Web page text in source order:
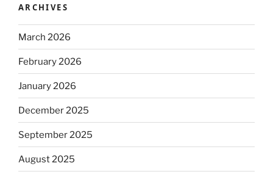
ARCHIVES
March 2026
February 2026
January 2026
December 2025
September 2025
August 2025